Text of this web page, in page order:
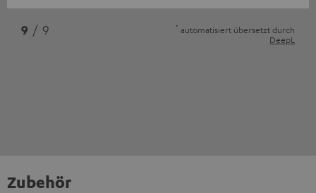
9 / 9 * automatisiert übersetzt durch
DeepL
Zubehör